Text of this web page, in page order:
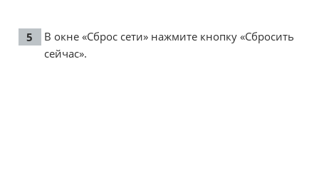
В окне «Сброс сети» нажмите кнопку «Сбросить
сейчас».